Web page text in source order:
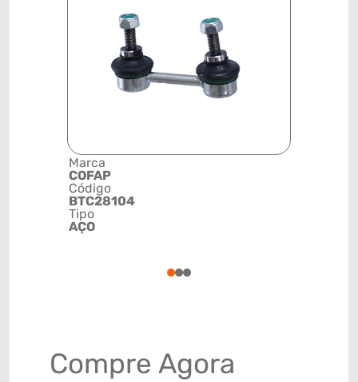
Marca
COFAP
Código
BTC28104
Tipo
AÇO
123
Compre Agora